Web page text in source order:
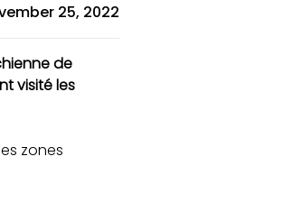
25, 2022
de
visité les
zones